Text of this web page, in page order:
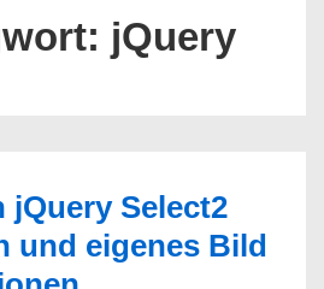
jQuery
jQuery Select2
und eigenes Bild